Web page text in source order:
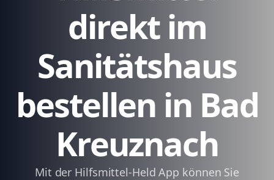
direkt im
Sanitätshaus
bestellen in Bad
Kreuznach
Mit der Hilfsmittel-Held App können Sie